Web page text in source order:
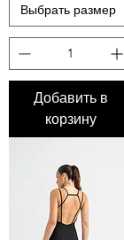
Добавить в
корзину